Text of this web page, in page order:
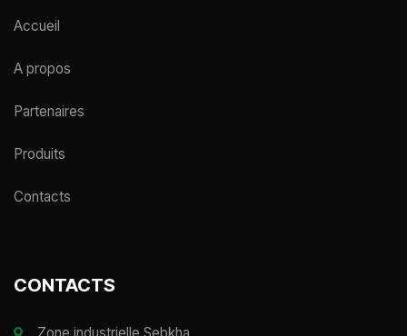
Accueil
A propos
Partenaires
Produits
Contacts
CONTACTS